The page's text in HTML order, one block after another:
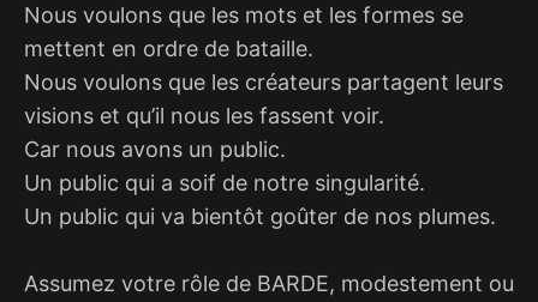
Nous voulons que les mots et les formes se
mettent en ordre de bataille.
Nous voulons que les créateurs partagent leurs
visions et qu’il nous les fassent voir.
Car nous avons un public.
Un public qui a soif de notre singularité.
Un public qui va bientôt goûter de nos plumes.
Assumez votre rôle de BARDE, modestement ou